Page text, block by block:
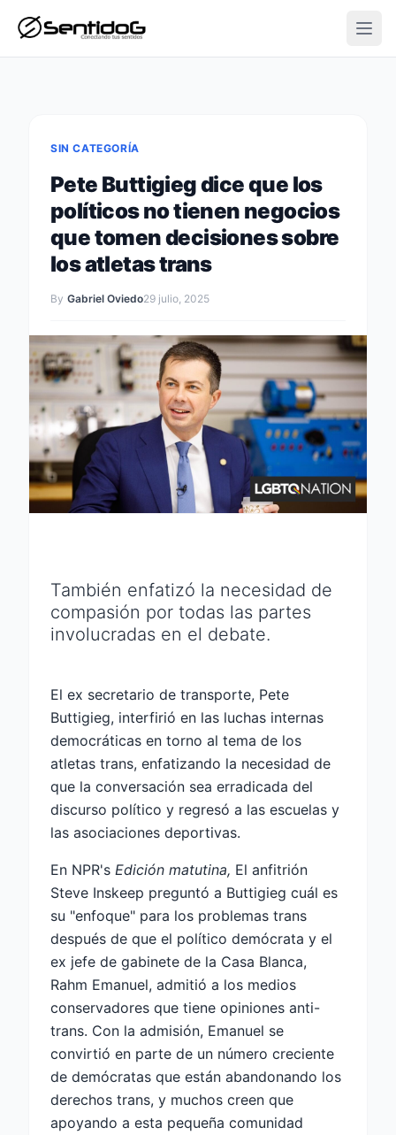
SIN CATEGORÍA
Pete Buttigieg dice que los
políticos no tienen negocios
que tomen decisiones sobre
los atletas trans
By Gabriel Oviedo29 julio, 2025
También enfatizó la necesidad de
compasión por todas las partes
involucradas en el debate.
El ex secretario de transporte, Pete
Buttigieg, interfirió en las luchas internas
democráticas en torno al tema de los
atletas trans, enfatizando la necesidad de
que la conversación sea erradicada del
discurso político y regresó a las escuelas y
las asociaciones deportivas.
En NPR's Edición matutina, El anfitrión
Steve Inskeep preguntó a Buttigieg cuál es
su "enfoque" para los problemas trans
después de que el político demócrata y el
ex jefe de gabinete de la Casa Blanca,
Rahm Emanuel, admitió a los medios
conservadores que tiene opiniones anti-
trans. Con la admisión, Emanuel se
convirtió en parte de un número creciente
de demócratas que están abandonando los
derechos trans, y muchos creen que
apoyando a esta pequeña comunidad